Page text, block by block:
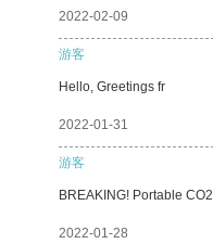
2022-02-09
游客
Hello, Greetings fr
2022-01-31
游客
BREAKING! Portable CO2
2022-01-28